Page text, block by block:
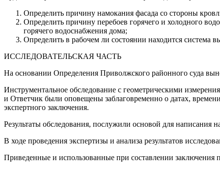
Определить причину намокания фасада со стороны
Определить причину перебоев горячего и холодного
горячего водоснабжения дома;
Определить в рабочем ли состоянии находится система
ИССЛЕДОВАТЕЛЬСКАЯ ЧАСТЬ
На основании Определения Приволжского районного суда
Инструментальное обследование с геометрическими
и Ответчик были оповещены заблаговременно о датах,
экспертного заключения.
Результаты обследования, послужили основой для написания
В ходе проведения экспертизы и анализа результатов
Приведенные и использованные при составлении